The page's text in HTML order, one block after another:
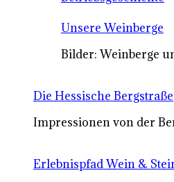
Unsere Weinberge
Bilder: Weinberge
Die Hessische Bergstraße
Impressionen von der
Erlebnispfad Wein &